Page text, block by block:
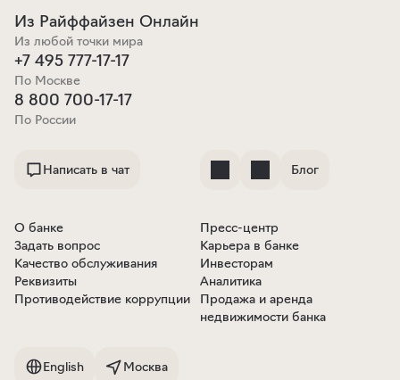
Из Райффайзен Онлайн
Из любой точки мира
+7 495 777-17-17
По Москве
8 800 700-17-17
По России
Написать в чат Блог
О банке
Задать вопрос
Качество обслуживания
Реквизиты
Противодействие коррупции
Пресс-центр
Карьера в банке
Инвесторам
Аналитика
Продажа и аренда
недвижимости банка
English Москва